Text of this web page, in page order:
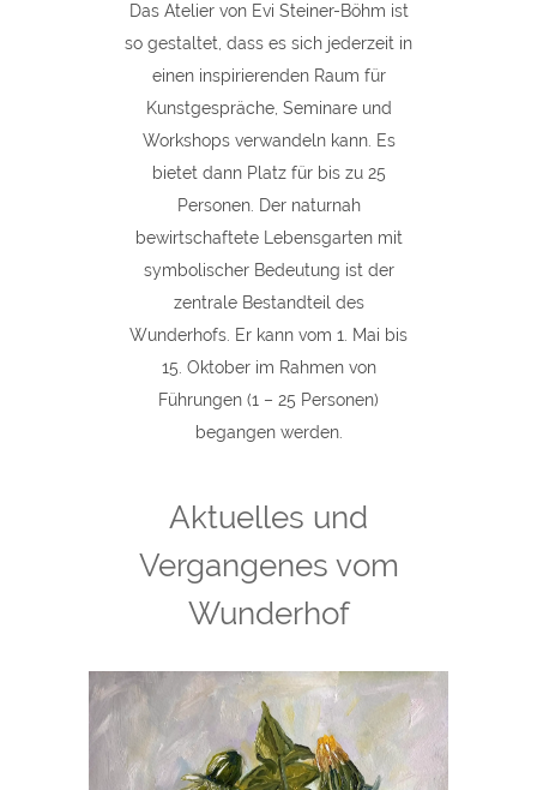
Das Atelier von Evi Steiner-Böhm ist
so gestaltet, dass es sich jederzeit in
einen inspirierenden Raum für
Kunstgespräche, Seminare und
Workshops verwandeln kann. Es
bietet dann Platz für bis zu 25
Personen. Der naturnah
bewirtschaftete Lebensgarten mit
symbolischer Bedeutung ist der
zentrale Bestandteil des
Wunderhofs. Er kann vom 1. Mai bis
15. Oktober im Rahmen von
Führungen (1 – 25 Personen)
begangen werden.
Aktuelles und
Vergangenes vom
Wunderhof